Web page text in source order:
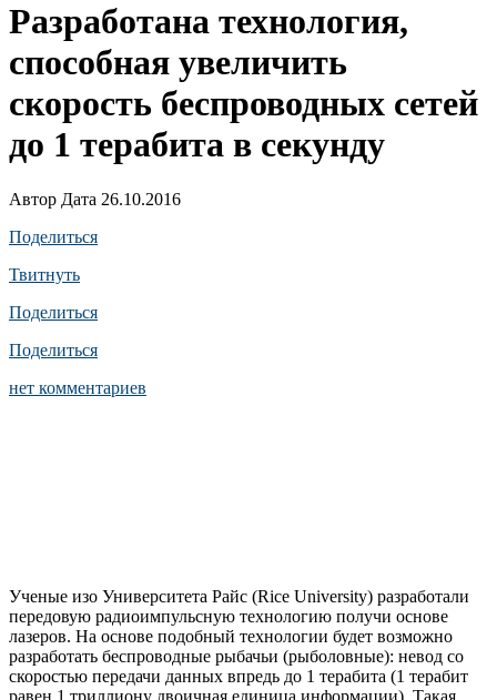
Разработана технология,
способная увеличить
скорость беспроводных сетей
до 1 терабита в секунду
Автор Дата 26.10.2016
Поделиться
Твитнуть
Поделиться
Поделиться
нет комментариев
Ученые изо Университета Райс (Rice University) разработали
передовую радиоимпульсную технологию получи основе
лазеров. На основе подобный технологии будет возможно
разработать беспроводные рыбачьи (рыболовные): невод со
скоростью передачи данных впредь до 1 терабита (1 терабит
равен 1 триллиону двоичная единица информации). Такая